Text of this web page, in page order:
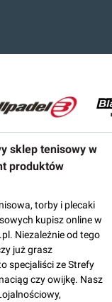
sklep tenisowy w
produktów
torby i plecaki
kupisz online w
Niezależnie od tego
już grasz
specjaliści ze Strefy
czy owijkę. Nasz